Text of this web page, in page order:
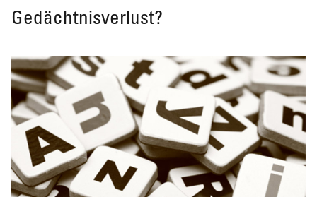
Gedächtnisverlust?